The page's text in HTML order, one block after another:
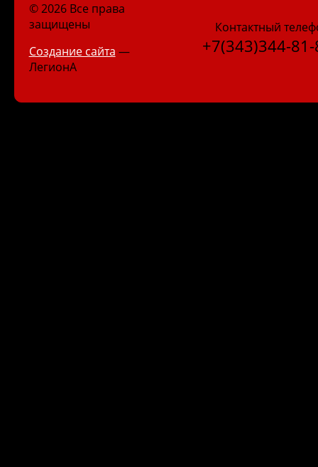
© 2026 Все права
защищены
Создание сайта —
ЛегионА
Контактный
+7(343)344-